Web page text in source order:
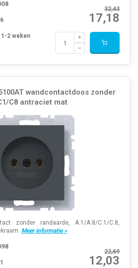
32,43
17,18
2 weken
wandcontactdoos zonder
C8 antraciet mat
zonder randaarde, A.1/A.8/C.1/C.8,
Meer informatie »
22,69
12,03